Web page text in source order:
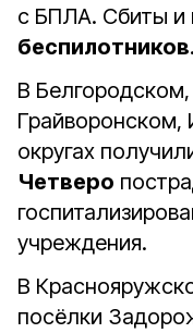
с БПЛА. Сбиты и
беспилотников.
В
округах
Четверо
учреждения.
В
посёлки